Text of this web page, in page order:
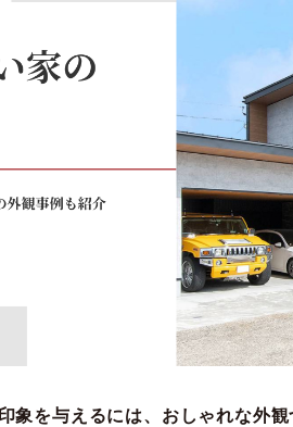
象を与えるには、おしゃれな外観